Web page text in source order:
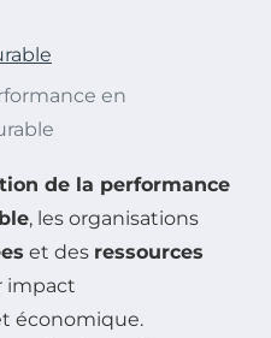
en
de la performance
, les organisations
et des ressources
impact
économique.